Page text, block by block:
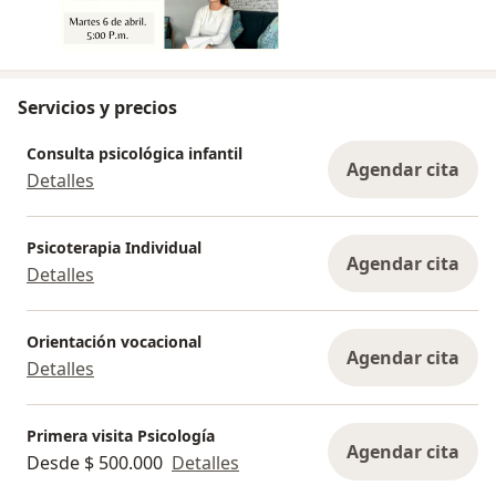
Servicios y precios
Consulta psicológica infantil
Detalles Agendar cita
Psicoterapia Individual
Detalles Agendar cita
Orientación vocacional
Detalles Agendar cita
Primera visita Psicología
Desde $ 500.000 Detalles Agendar cita